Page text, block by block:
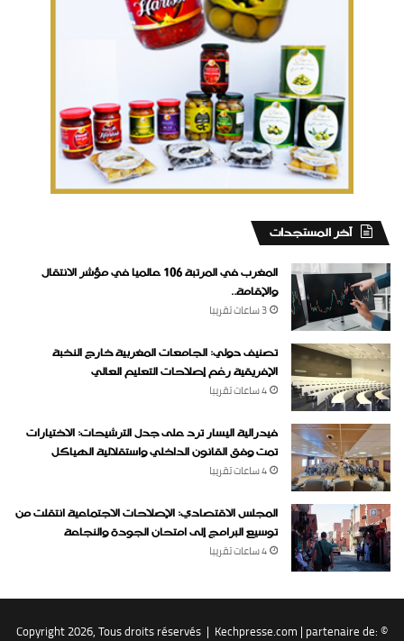
‏آخر المستجدات
المغرب في المرتبة 106 عالميا في مؤشر الانتقال
والإقامة..
3 ساعات ‏تقريبا
تصنيف دولي: الجامعات المغربية خارج النخبة
الإفريقية رغم إصلاحات التعليم العالي
4 ساعات ‏تقريبا
فيدرالية اليسار ترد على جدل الترشيحات: الاختيارات
تمت وفق القانون الداخلي واستقلالية الهياكل
4 ساعات ‏تقريبا
المجلس الاقتصادي: الإصلاحات الاجتماعية انتقلت من
توسيع البرامج إلى امتحان الجودة والنجاعة
4 ساعات ‏تقريبا
© Copyright 2026, Tous droits réservés |
Kechpresse.com | partenaire de: